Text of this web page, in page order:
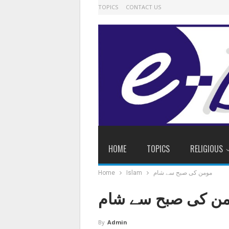
TOPICS CONTACT US
HOME TOPICS RELIGIOUS
Home Islam مومن کی صبح سے شام
کی صبح سے شام
By Admin